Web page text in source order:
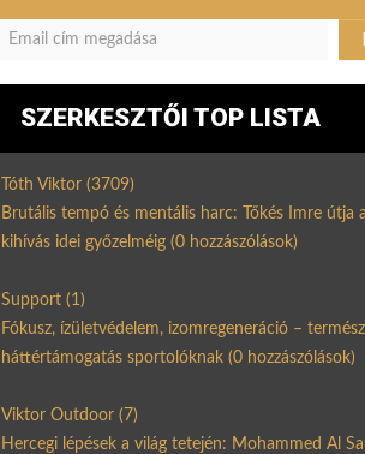
SZERKESZTŐI TOP LISTA
Tóth Viktor (3709)
Brutális tempó és mentális harc: Tőkés Imre útja
kihívás idei győzelméig (0 hozzászólások)
Support (1)
Fókusz, ízületvédelem, izomregeneráció –
háttértámogatás sportolóknak (0 hozzászólások)
Viktor Outdoor (7)
Hercegi lépések a világ tetején: Mohammed Al